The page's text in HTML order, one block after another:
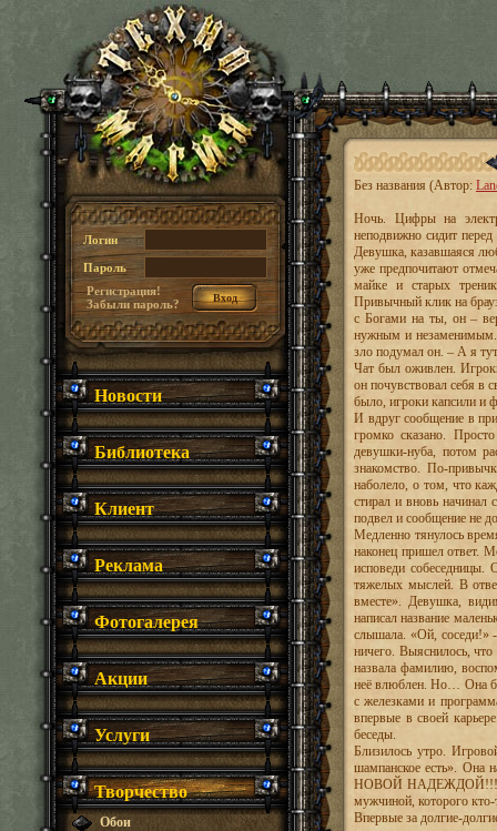
Логин
Пароль
Регистрация!
Забыли пароль?
Новости
Библиотека
Клиент
Реклама
Фотогалерея
Акции
Услуги
Творчество
Обои
Без названия (Автор:
Ночь. Цифры на
неподвижно сидит
Девушка, казавшаяся
уже предпочитают
майке и старых
Привычный клик на
с Богами на ты, он –
нужным и незаменимым.
зло подумал он. – А я
Чат был оживлен.
он почувствовал себя в
было, игроки капсили и
И вдруг сообщение в
громко сказано.
девушки-нуба, потом
знакомство. По-
наболело, о том, что
стирал и вновь начинал
подвел и сообщение не
Медленно тянулось
наконец пришел ответ.
исповеди собеседницы.
тяжелых мыслей. В
вместе». Девушка,
написал название
слышала. «Ой, соседи!»
ничего. Выяснилось,
назвала фамилию,
неё влюблен. Но… Она
с железками и
впервые в своей
беседы.
Близилось утро.
шампанское есть».
НОВОЙ НАДЕЖДОЙ!!!»,
мужчиной, которого кто-
Впервые за долгие-